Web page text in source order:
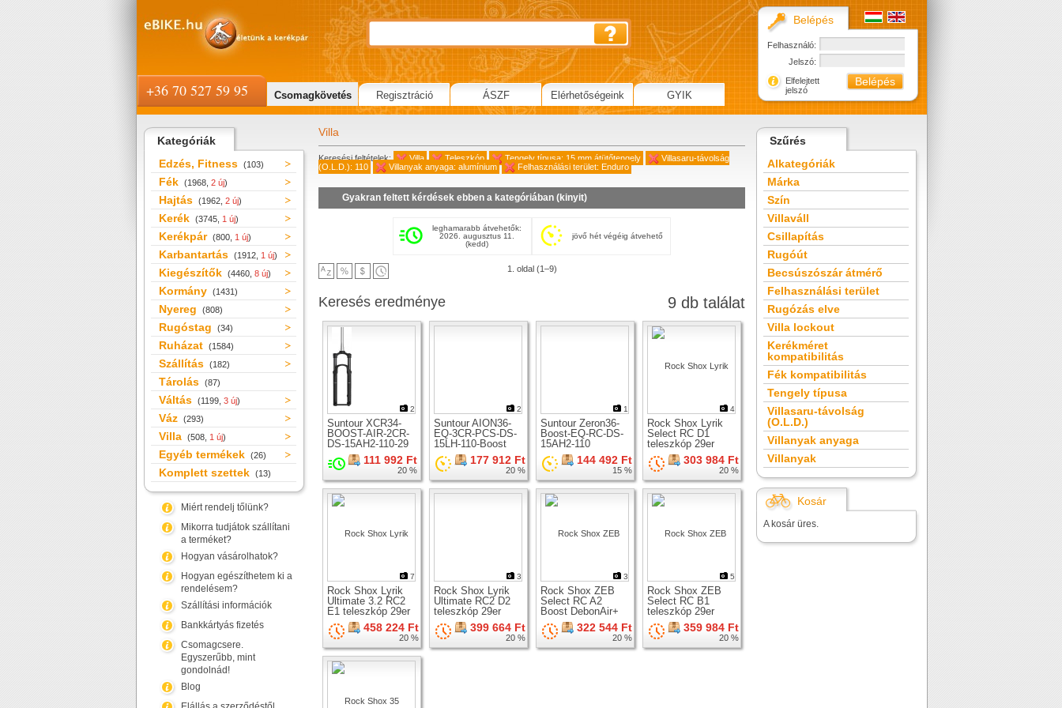
Kategóriák
Edzés, Fitness (103)
Fék (1968, 2 új)
Hajtás (1962, 2 új)
Kerék (3745, 1 új)
Kerékpár (800, 1 új)
Karbantartás (1912, 1 új)
Kiegészítők (4460, 8 új)
Kormány (1431)
Nyereg (808)
Rugóstag (34)
Ruházat (1584)
Szállítás (182)
Tárolás (87)
Váltás (1199, 3 új)
Váz (293)
Villa (508, 1 új)
Egyéb termékek (26)
Komplett szettek (13)
Miért rendelj tőlünk?
Mikorra tudjátok szállítani
a terméket?
Hogyan vásárolhatok?
Hogyan egészíthetem ki a
rendelésem?
Szállítási információk
Bankkártyás fizetés
Csomagcsere.
Egyszerűbb, mint
gondolnád!
Blog
Villa
Keresési feltételek: Villa Teleszkóp Tengely típusa: 15 mm átütőtengely
Villasaru-távolság
(O.L.D.): 110
Villanyak anyaga: alumínium Felhasználási terület: Enduro
Gyakran feltett kérdések ebben a kategóriában (kinyit)
leghamarabb átvehetők:
2026. augusztus 11.
(kedd)
jövő hét végéig átvehető
1. oldal (1–9)
9 db találat
Keresés eredménye
2
Suntour XCR34-
BOOST-AIR-2CR-
DS-15AH2-110-29
teleszkóp 29er
kerékhez111 992 Ft
20 %
2
Suntour AION36-
EQ-3CR-PCS-DS-
15LH-110-Boost
teleszkóp 29er
kerékhez177 912 Ft
20 %
1
Suntour Zeron36-
Boost-EQ-RC-DS-
15AH2-110
teleszkóp 29er
kerékhez144 492 Ft
15 %
4
Rock Shox Lyrik
Select RC D1
teleszkóp 29er
kerékhez303 984 Ft
20 %
7
Rock Shox Lyrik
Ultimate 3.2 RC2
E1 teleszkóp 29er
kerékhez458 224 Ft
20 %
3
Rock Shox Lyrik
Ultimate RC2 D2
teleszkóp 29er
kerékhez399 664 Ft
20 %
3
Rock Shox ZEB
Select RC A2
Boost DebonAir+
teleszkóp 29er
kerékhez322 544 Ft
20 %
5
Rock Shox ZEB
Select RC B1
teleszkóp 29er
kerékhez359 984 Ft
20 %
Szűrés
Alkategóriák
Márka
Szín
Villaváll
Csillapítás
Rugóút
Becsúszószár átmérő
Felhasználási terület
Rugózás elve
Villa lockout
Kerékméret
kompatibilitás
Fék kompatibilitás
Tengely típusa
Villasaru-távolság
(O.L.D.)
Villanyak anyaga
Villanyak
Kosár
A kosár üres.
Belépés
Felhasználó:
Jelszó:
Elfelejtett
jelszó
+36 70 527 59 95 Csomagkövetés Regisztráció ÁSZF Elérhetőségeink GYIK